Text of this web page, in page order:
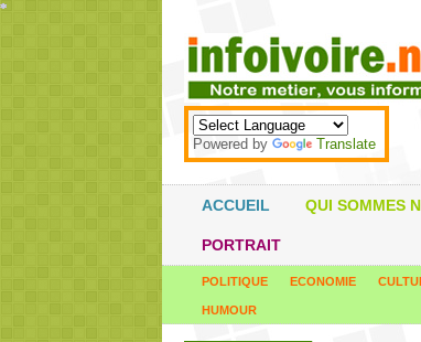
*
*
*
*
*
*
*
*
*
*
*
*
*
*
*
*
*
*
*
*
*
*
*
*
*
*
*
*
*
*
*
*
*
*
*
*
Powered by Translate
ACCUEIL QUI SOMMES
PORTRAIT
POLITIQUE ECONOMIE
HUMOUR